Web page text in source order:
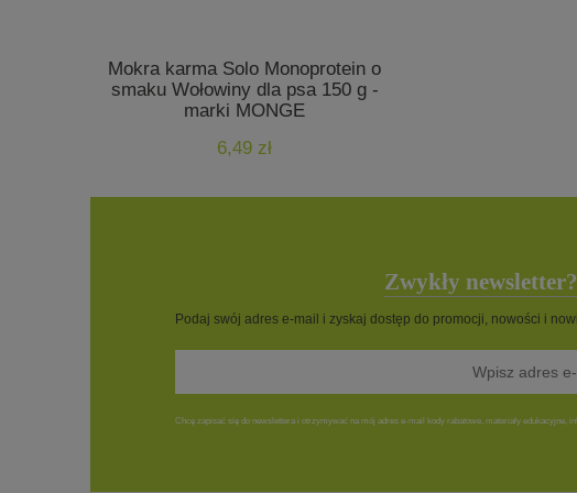
Mokra karma Solo Monoprotein o
smaku Wołowiny dla psa 150 g -
marki MONGE
6,49 zł
Zwykły
Podaj swój adres e-mail i zyskaj dostęp do promocji, nowości i
Chcę zapisać się do newslettera i otrzymywać na mój adres e-mail kody rabatowe, materiały edukacyjne,